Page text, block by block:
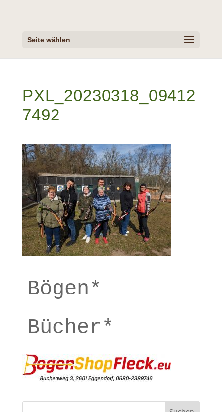
Seite wählen
PXL_20230318_09412
7492
Bögen*
Bücher*